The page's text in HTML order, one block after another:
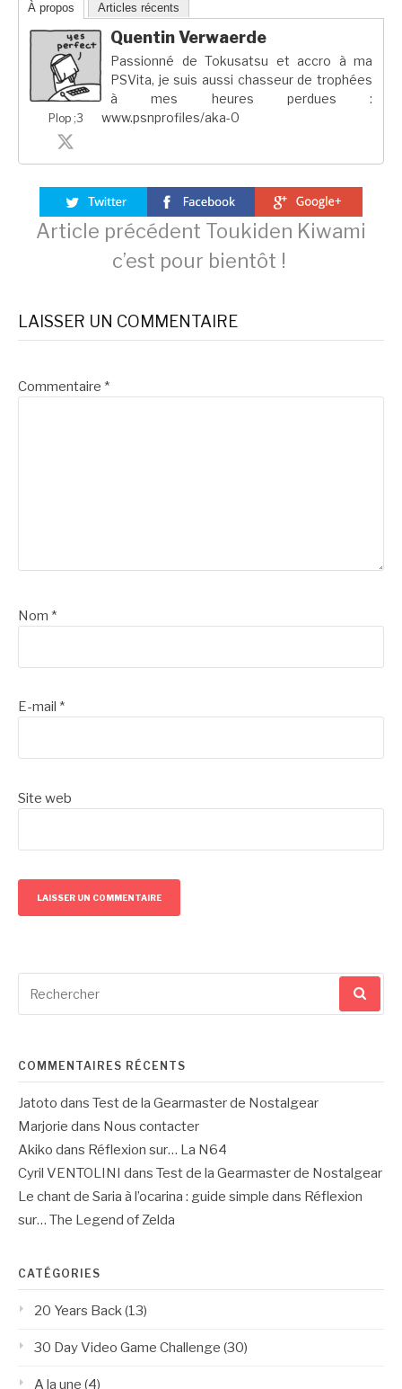
À propos Articles récents
Plop ;3
Quentin Verwaerde
Passionné de Tokusatsu et accro à ma
PSVita, je suis aussi chasseur de trophées
à mes heures perdues :
www.psnprofiles/aka-0
Lire
la
suite
Article précédent Toukiden Kiwami
c’est pour bientôt !
LAISSER UN COMMENTAIRE
Commentaire *
Nom *
E-mail *
Site web
pour
COMMENTAIRES RÉCENTS
Jatoto dans Test de la Gearmaster de Nostalgear
Marjorie dans Nous contacter
Akiko dans Réflexion sur… La N64
Cyril VENTOLINI dans Test de la Gearmaster de Nostalgear
Le chant de Saria à l’ocarina : guide simple dans Réflexion
sur… The Legend of Zelda
CATÉGORIES
20 Years Back(13)
30 Day Video Game Challenge (30)
A la une (4)